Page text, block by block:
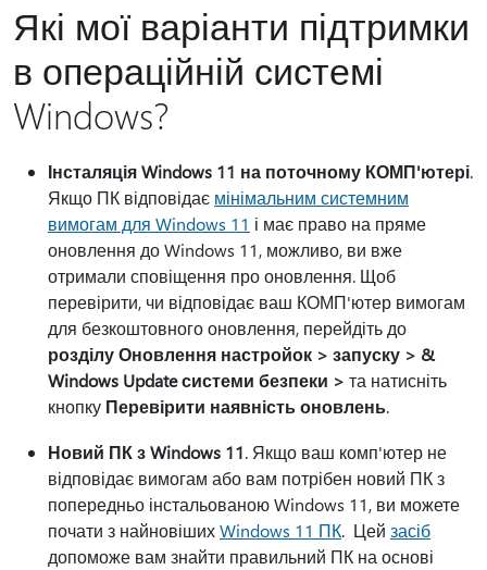
Які мої варіанти підтримки
в операційній системі
Windows?
Інсталяція Windows 11 на поточному КОМП'ютері.
Якщо ПК відповідає мінімальним системним
вимогам для Windows 11 і має право на пряме
оновлення до Windows 11, можливо, ви вже
отримали сповіщення про оновлення. Щоб
перевірити, чи відповідає ваш КОМП'ютер вимогам
для безкоштовного оновлення, перейдіть до
розділу Оновлення настройок > запуску > &
Windows Update системи безпеки > та натисніть
кнопку Перевірити наявність оновлень.
Новий ПК з Windows 11. Якщо ваш комп'ютер не
відповідає вимогам або вам потрібен новий ПК з
попередньо інстальованою Windows 11, ви можете
почати з найновішихWindows 11 ПК. Цей засіб
допоможе вам знайти правильний ПК на основі